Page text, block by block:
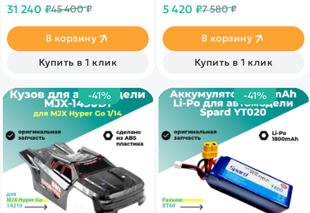
попадания воды и песка.
Подходит для эксплуатации
в сложных условиях. Кузов
жёлтого цвета.
31 240 ₽45 400 ₽
В корзину
Купить в 1 клик
дереве с подсветкой,
подарит вам часы
удовольствия от процесса
сборки и гордость за
результат своей работы.
5 420 ₽7 580 ₽
В корзину
Купить в 1 клик
-41% -41%